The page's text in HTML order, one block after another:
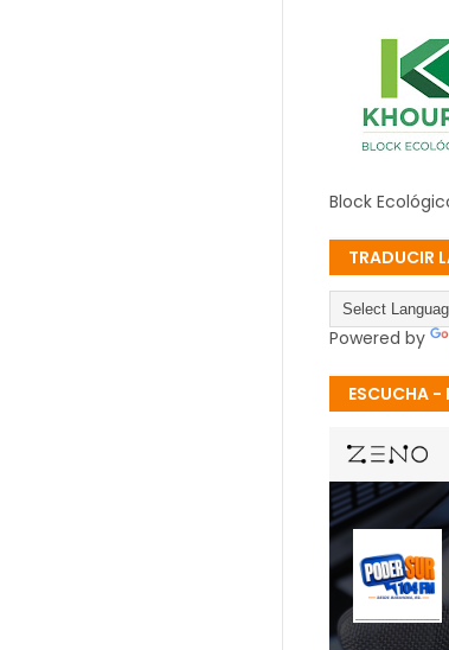
Block
TRADUCIR
Powered by
ESCUCHA -